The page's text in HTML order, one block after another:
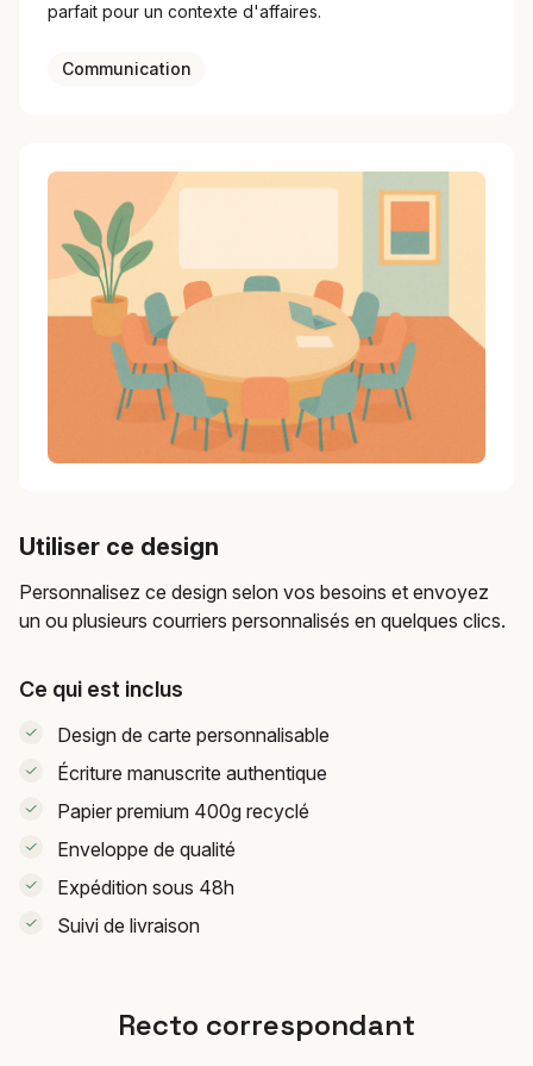
parfait pour un contexte d'affaires.
Communication
Utiliser ce design
Personnalisez ce design selon vos besoins et envoyez
un ou plusieurs courriers personnalisés en quelques clics.
Ce qui est inclus
Design de carte personnalisable
Écriture manuscrite authentique
Papier premium 400g recyclé
Enveloppe de qualité
Expédition sous 48h
Suivi de livraison
Recto correspondant